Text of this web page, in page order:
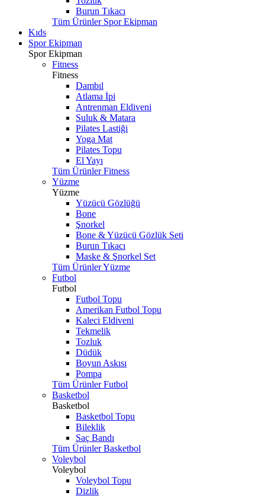
Burun Tıkacı
Tüm Ürünler Spor Ekipman
Kıds
Spor Ekipman
Spor Ekipman
Fitness
Fitness
Dambıl
Atlama İpi
Antrenman Eldiveni
Suluk & Matara
Pilates Lastiği
Yoga Mat
Pilates Topu
El Yayı
Tüm Ürünler Fitness
Yüzme
Yüzme
Yüzücü Gözlüğü
Bone
Şnorkel
Bone & Yüzücü Gözlük Seti
Burun Tıkacı
Maske & Şnorkel Set
Tüm Ürünler Yüzme
Futbol
Futbol
Futbol Topu
Amerikan Futbol Topu
Kaleci Eldiveni
Tekmelik
Tozluk
Düdük
Boyun Askısı
Pompa
Tüm Ürünler Futbol
Basketbol
Basketbol
Basketbol Topu
Bileklik
Saç Bandı
Tüm Ürünler Basketbol
Voleybol
Voleybol
Voleybol Topu
Dizlik